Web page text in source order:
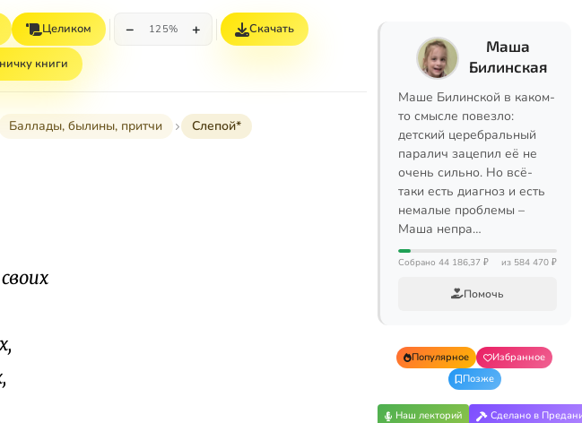
Целиком − 125% + Скачать
книги
Баллады, былины, притчи Слепой*
Маша
Билинская
Маше Билинской в каком-
то смысле повезло:
детский церебральный
паралич зацепил её не
очень сильно. Но всё-
таки есть диагноз и есть
немалые проблемы –
Маша непра…
Собрано 44 186,37 ₽ из 584 470 ₽
Помочь
Популярное
Избранное
Позже
Наш лекторий Сделано в